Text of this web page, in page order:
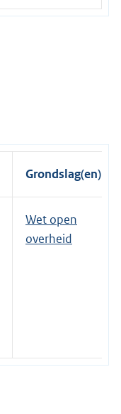
Grondslag(en)
Wet open
overheid